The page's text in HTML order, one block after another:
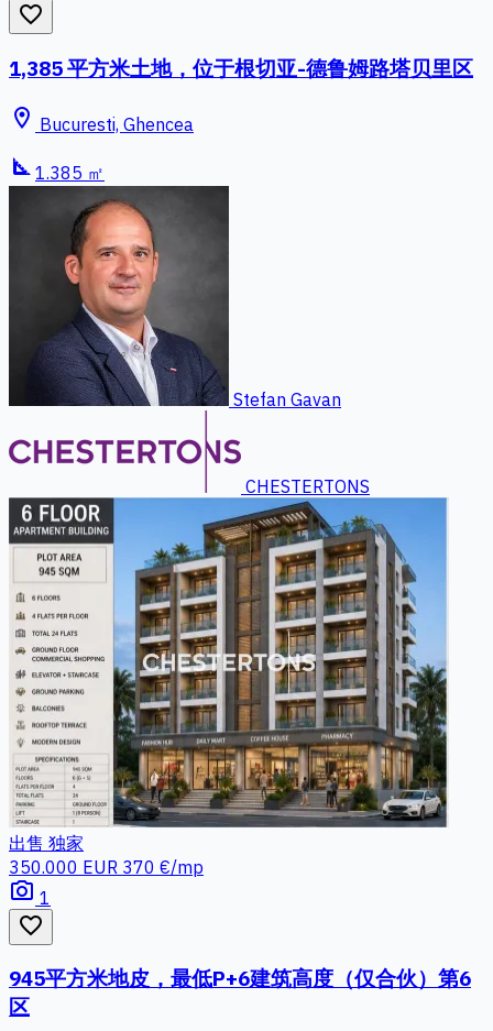
favorite_border
1,385 平方米土地，位于根切亚-德鲁姆路塔贝里区
location_on Bucuresti, Ghencea
square_foot 1.385 ㎡
Stefan Gavan
CHESTERTONS
出售 独家
350.000 EUR 370 €/mp
photo_camera 1
favorite_border
945平方米地皮，最低P+6建筑高度（仅合伙）第6
区